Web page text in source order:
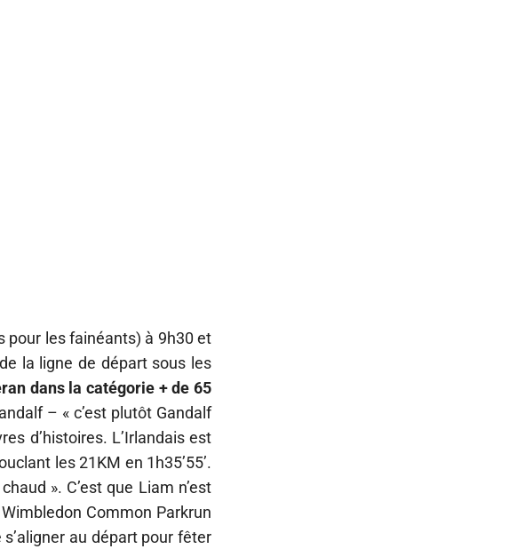
pour les fainéants) à 9h30 et
la ligne de départ sous les
dans la catégorie + de 65
– « c’est plutôt Gandalf
d’histoires. L’Irlandais est
les 21KM en 1h35’55’.
». C’est que Liam n’est
Common Parkrun
au départ pour fêter